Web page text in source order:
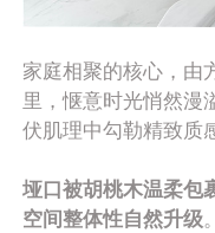
家庭相聚的核心，由
里，惬意时光悄然漫
伏肌理中勾勒精致质
垭口被胡桃木温柔包
空间整体性自然升级